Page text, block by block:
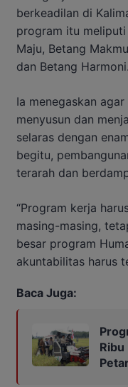
berkeadilan di
program itu
Maju, Betang
dan Betang Harmoni.
Ia menegaskan
menyusun dan
selaras dengan
begitu,
terarah dan
“Program kerja
masing-masing,
besar program
akuntabilitas harus
Baca Juga:
Ribu